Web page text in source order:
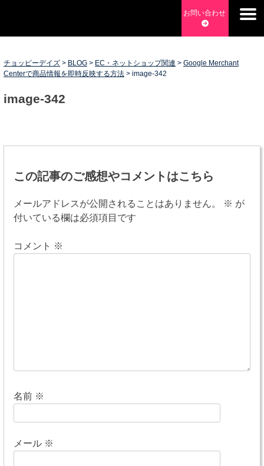
content
ムページ制作・Web開発・アプリ開発・コーチング チョッピ
ーデイズ ChoppyDays
お問い合わせ
チョッピーデイズ > BLOG > EC・ネットショップ関連 > Google Merchant
Centerで商品情報を即時反映する方法 > image-342
image-342
稿
ビ
ゲ
この記事のご感想やコメントはこちら
メールアドレスが公開されることはありません。 ※ が
付いている欄は必須項目です
コメント ※
名前 ※
メール ※